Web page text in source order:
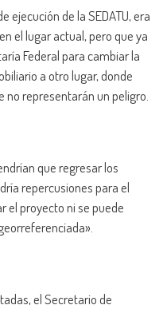
ejecución de la SEDATU, era
el lugar actual, pero que ya
Federal para cambiar la
a otro lugar, donde
no representarán un peligro.
que regresar los
repercusiones para el
el proyecto ni se puede
el Secretario de